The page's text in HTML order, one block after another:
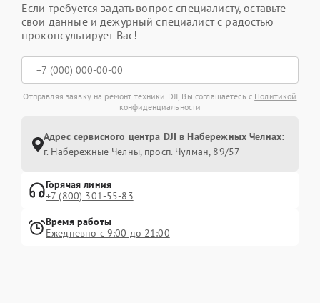
Если требуется задать вопрос специалисту, оставьте
свои данные и дежурный специалист с радостью
проконсультирует Вас!
Отправляя заявку на ремонт техники DJI, Вы соглашаетесь с Политикой
конфиденциальности
Адрес сервисного центра DJI в Набережных Челнах:
г. Набережные Челны, просп. Чулман, 89/57
Горячая линия
+7 (800) 301-55-83
Время работы
Ежедневно с 9:00 до 21:00